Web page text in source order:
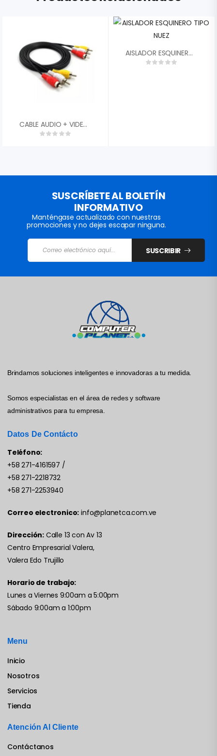
CABLE AUDIO + VIDEO + CORRIENTE 15 MTS
AISLADOR ESQUINERO TIPO NUEZ
SUSCRÍBETE AL BOLETÍN
INFORMATIVO
Manténgase actualizado con nuestras
promociones y no dejes escapar ninguna.
SUSCRIBIR
Brindamos soluciones inteligentes e innovadoras a tu medida.
Somos especialistas en el área de redes y software
administrativos para tu empresa.
Datos De Contácto
Teléfono:
+58 271-4161597 /
+58 271-2218732
+58 271-2253940
Correo electronico: info@planetca.com.ve
Dirección: Calle 13 con Av 13
Centro Empresarial Valera,
Valera Edo Trujillo
Horario de trabajo:
Lunes a Viernes 9:00am a 5:00pm
Sábado 9:00am a 1:00pm
Menu
Inicio
Nosotros
Servicios
Tienda
Atención Al Cliente
Contáctanos